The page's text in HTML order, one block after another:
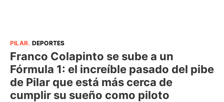
PILAR. DEPORTES
Franco Colapinto se sube a un
Fórmula 1: el increíble pasado del pibe
de Pilar que está más cerca de
cumplir su sueño como piloto